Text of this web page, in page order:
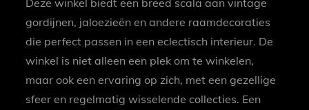
Deze winkel biedt een breed scala aan vintage
gordijnen, jaloezieën en andere raamdecoraties
die perfect passen in een eclectisch interieur. De
winkel is niet alleen een plek om te winkelen,
maar ook een ervaring op zich, met een gezellige
sfeer en regelmatig wisselende collecties. Een